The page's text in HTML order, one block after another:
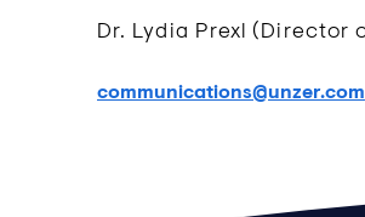
Dr. Lydia Prexl (Director
communications@unzer.com